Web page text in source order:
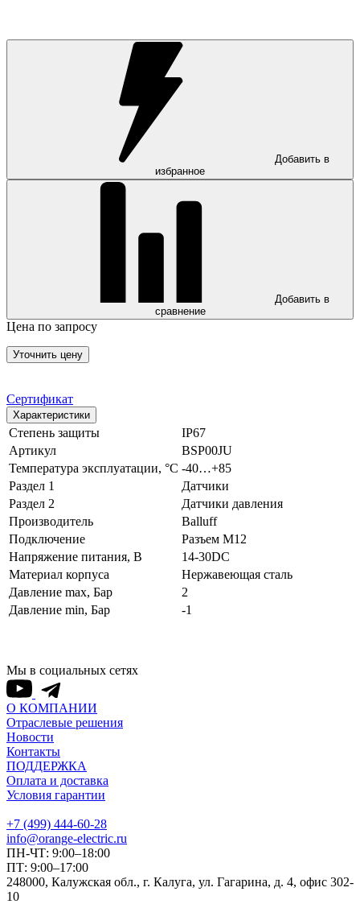
Добавить в
избранное
Добавить в
сравнение
Цена по запросу
Уточнить цену
Сертификат
Характеристики
Степень защиты
IP67
Артикул
BSP00JU
Температура эксплуатации, °С -40…+85
Раздел 1
Датчики
Раздел 2
Датчики давления
Производитель
Balluff
Подключение
Разъем M12
Напряжение питания, В
14-30DC
Материал корпуса
Нержавеющая сталь
Давление max, Бар
2
Давление min, Бар
-1
Мы в социальных сетях
О КОМПАНИИ
Отраслевые решения
Новости
Контакты
ПОДДЕРЖКА
Оплата и доставка
Условия гарантии
+7 (499) 444-60-28
info@orange-electric.ru
ПН-ЧТ: 9:00–18:00
ПТ: 9:00–17:00
248000, Калужская обл., г. Калуга, ул. Гагарина, д. 4, офис 302-
10